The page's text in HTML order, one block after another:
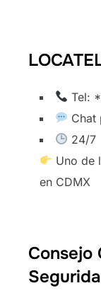
Tel:
Chat
24/7
Uno de
en CDMX
Consejo